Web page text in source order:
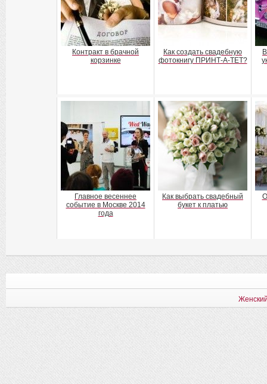
Контракт в брачной
корзинке
Как создать свадебную
фотокнигу ПРИНТ-А-ТЕТ?
Главное весеннее
событие в Москве 2014
года
Как выбрать свадебный
букет к платью